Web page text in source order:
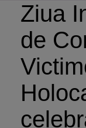
Ziua
de